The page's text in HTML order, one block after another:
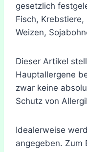
gesetzlich
Fisch,
Weizen,
Dieser Artikel
Hauptallergene
zwar keine
Schutz von
Idealerweise
angegeben. Zum